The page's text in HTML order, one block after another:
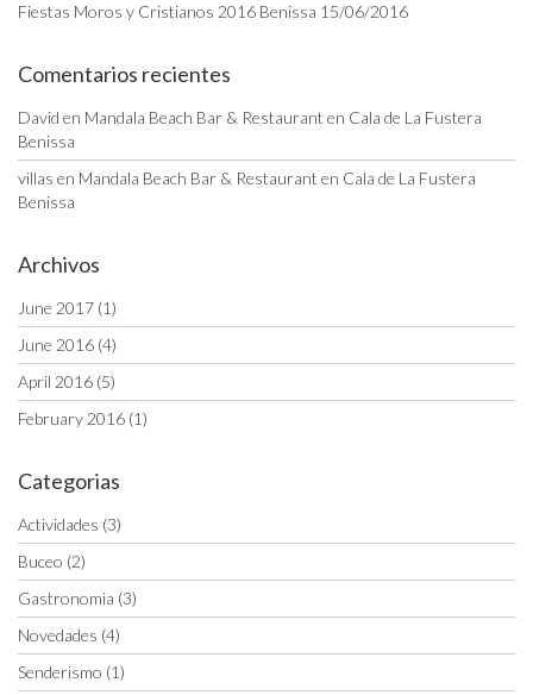
Fiestas Moros y Cristianos 2016 Benissa 15/06/2016
Comentarios recientes
David en Mandala Beach Bar & Restaurant en Cala de La Fustera
Benissa
villas en Mandala Beach Bar & Restaurant en Cala de La Fustera
Benissa
Archivos
June 2017 (1)
June 2016 (4)
April 2016 (5)
February 2016 (1)
Categorias
Actividades (3)
Buceo (2)
Gastronomia (3)
Novedades (4)
Senderismo (1)